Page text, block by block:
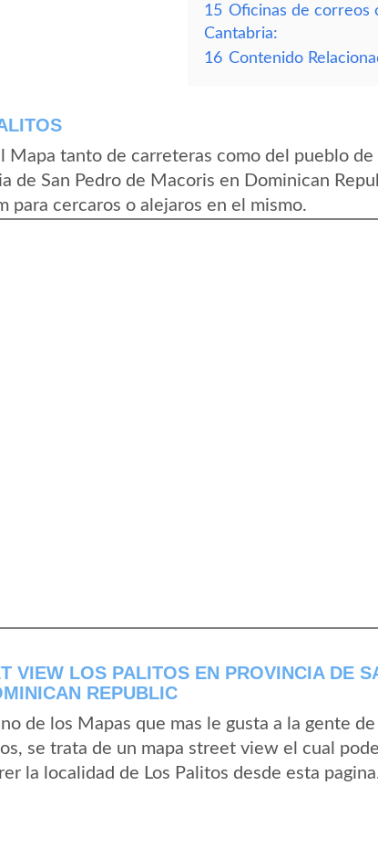
15 Oficinas de correos
Cantabria:
16 Contenido
Mapa tanto de carreteras como del pueblo de
de San Pedro de Macoris en Dominican
para cercaros o alejaros en el mismo.
VIEW LOS PALITOS EN PROVINCIA DE
REPUBLIC
de los Mapas que mas le gusta a la gente de
se trata de un mapa street view el cual
la localidad de Los Palitos desde esta